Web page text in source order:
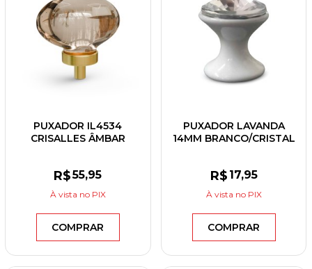
PUXADOR IL4534
CRISALLES ÂMBAR
R$55,95
À vista no PIX
COMPRAR
PUXADOR LAVANDA
14MM BRANCO/CRISTAL
R$ 17,95
À vista no PIX
COMPRAR